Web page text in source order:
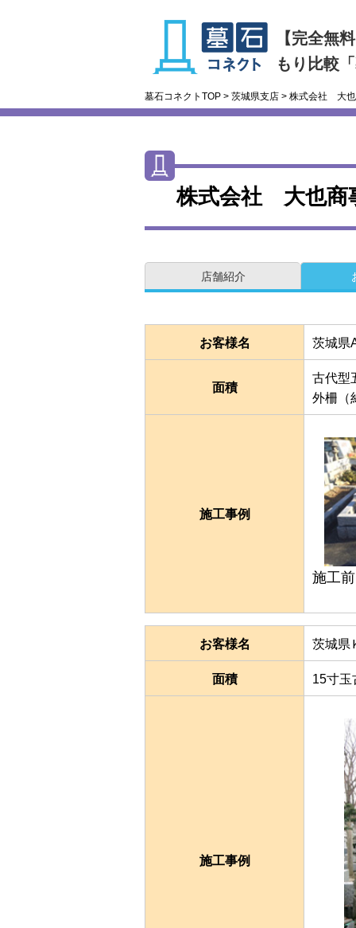
【完全無
もり比較
墓石コネクトTOP > 茨城県支店 > 株式会社 大也
株式会社 大也商
店舗紹介
お客様名 茨城県
面積
古代型
外柵（
施工事例
施工前
お客様名 茨城県
面積 15寸玉
施工事例